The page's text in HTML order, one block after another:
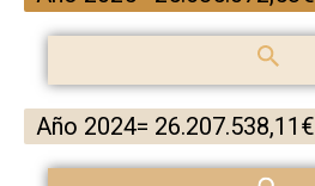
Año 2024= 26.207.538,11€